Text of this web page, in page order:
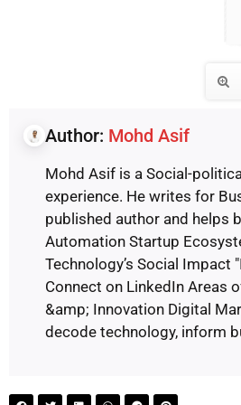
Author: Mohd Asif
Mohd Asif is a Social-
experience. He writes for
published author and helps
Automation Startup
Technology’s Social
Connect on LinkedIn Areas
&amp; Innovation Digital
decode technology, inform